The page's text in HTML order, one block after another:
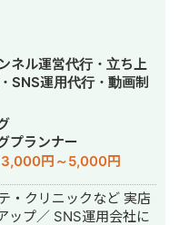
Web集客を依頼したい
対策、リスティン
メデ
村山市商工会」様 「外
か多数 ◎難関キー
示 ・「屋根」で1位 ・
鋼板」で1位 ・「塗り
外壁塗装」で3位 ・「埼
「千葉県 外壁塗装」
塗装」など地域キーワ
【自己紹介】
札幌市で老舗の施工会
ネル運営代行・立ち上
SNS運用代行・動画制
営業代行
プランナー
3,000円～5,000円
・クリニックなど 実店
運用会社に